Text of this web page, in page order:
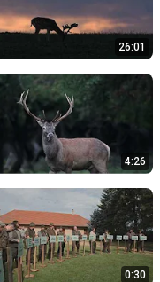
26:01
4:26
0:30